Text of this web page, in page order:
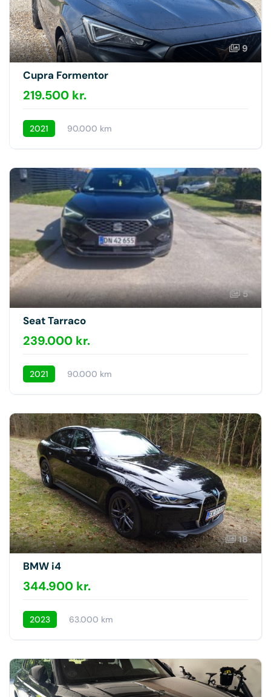
9
Cupra Formentor
219.500 kr.
2021 90.000 km
5
Seat Tarraco
239.000 kr.
2021 90.000 km
18
BMW i4
344.900 kr.
2023 63.000 km